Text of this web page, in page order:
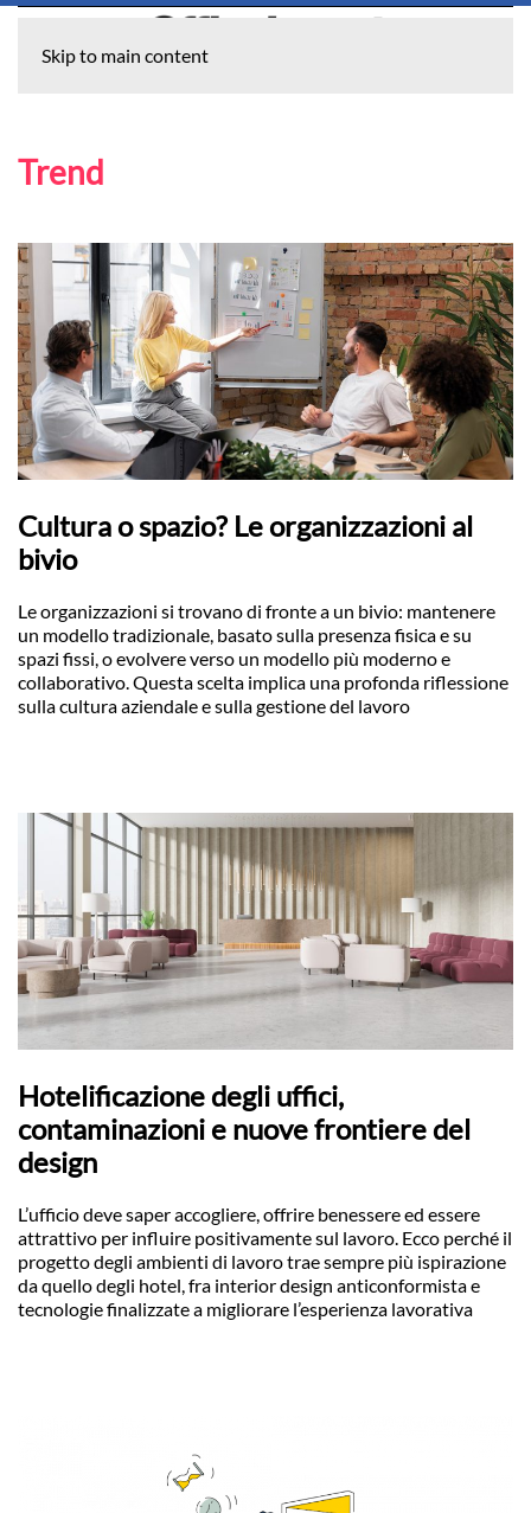
Skip to main content
Trend
Cultura o spazio? Le organizzazioni al
bivio
Le organizzazioni si trovano di fronte a un bivio: mantenere
un modello tradizionale, basato sulla presenza fisica e su
spazi fissi, o evolvere verso un modello più moderno e
collaborativo. Questa scelta implica una profonda riflessione
sulla cultura aziendale e sulla gestione del lavoro
Hotelificazione degli uffici,
contaminazioni e nuove frontiere del
design
L’ufficio deve saper accogliere, offrire benessere ed essere
attrattivo per influire positivamente sul lavoro. Ecco perché il
progetto degli ambienti di lavoro trae sempre più ispirazione
da quello degli hotel, fra interior design anticonformista e
tecnologie finalizzate a migliorare l’esperienza lavorativa